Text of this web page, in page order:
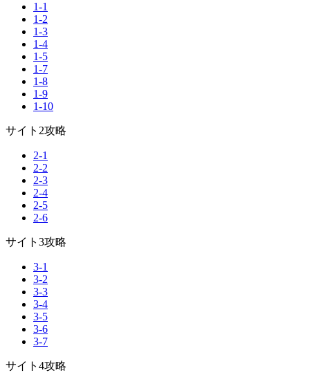
1-1
1-2
1-3
1-4
1-5
1-7
1-8
1-9
1-10
サイト2攻略
2-1
2-2
2-3
2-4
2-5
2-6
サイト3攻略
3-1
3-2
3-3
3-4
3-5
3-6
3-7
サイト4攻略